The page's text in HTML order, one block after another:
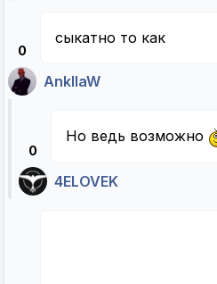
0
сыкатно то как
AnkllaW
0
Но ведь возможно
4ELOVEK